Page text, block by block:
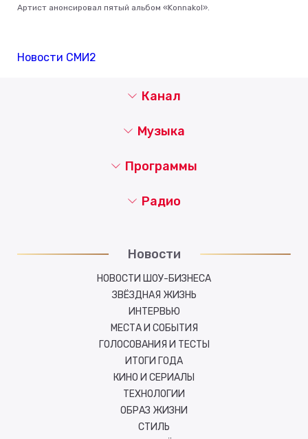
Артист анонсировал пятый альбом «Konnakol».
Новости СМИ2
Канал
Музыка
Новости
НОВОСТИ ШОУ-БИЗНЕСА
ЗВЁЗДНАЯ ЖИЗНЬ
ИНТЕРВЬЮ
МЕСТА И СОБЫТИЯ
ГОЛОСОВАНИЯ И ТЕСТЫ
ИТОГИ ГОДА
КИНО И СЕРИАЛЫ
ТЕХНОЛОГИИ
ОБРАЗ ЖИЗНИ
СТИЛЬ
Программы
Радио